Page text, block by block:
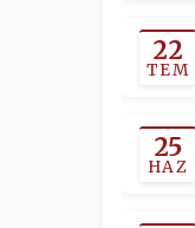
22
TEM
25
HAZ